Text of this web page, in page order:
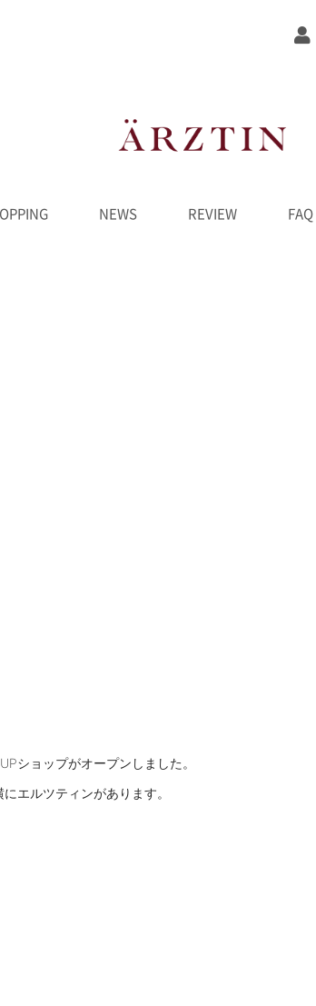
NEWS REVIEW FAQ
ショップがオープンしました。
エルツティンがあります。